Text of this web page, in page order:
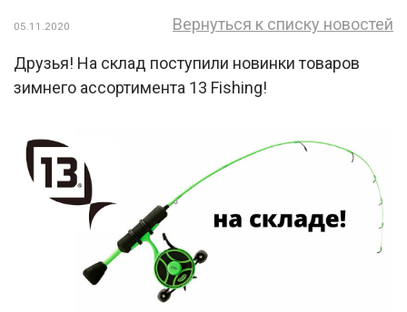
05.11.2020 Вернуться к списку новостей
Друзья! На склад поступили новинки товаров
зимнего ассортимента 13 Fishing!